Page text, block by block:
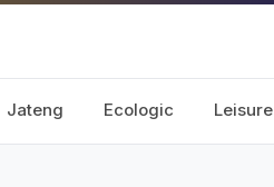
Jateng Ecologic Leisure